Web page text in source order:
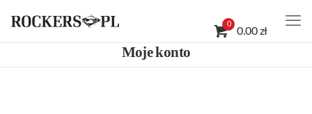
0
0.00 zł
Moje konto